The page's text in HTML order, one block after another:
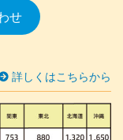
せ
詳しくはこちらから